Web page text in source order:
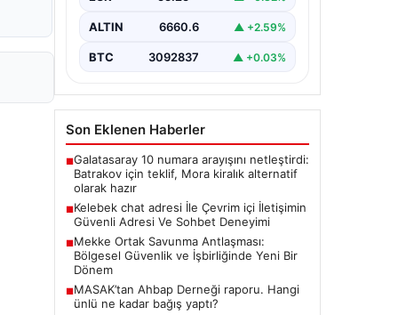
tarzda irtibat kurması kritik bir önem
ALTIN 6660.6 ▲ +2.59%
BTC 3092837 ▲ +0.03%
Son Eklenen Haberler
■Galatasaray 10 numara arayışını netleştirdi:
Batrakov için teklif, Mora kiralık alternatif
olarak hazır
■Kelebek chat adresi İle Çevrim içi İletişimin
Güvenli Adresi Ve Sohbet Deneyimi
■Mekke Ortak Savunma Antlaşması:
Bölgesel Güvenlik ve İşbirliğinde Yeni Bir
Dönem
■MASAK’tan Ahbap Derneği raporu. Hangi
ünlü ne kadar bağış yaptı?